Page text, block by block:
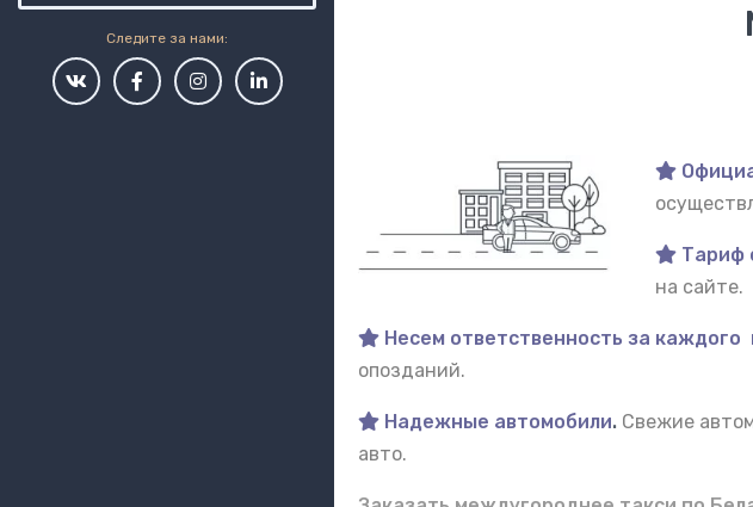
Следите за нами:
Тариф
на сайте.
Несем ответственность за каждого
опозданий.
Надежные автомобили. Свежие
авто.